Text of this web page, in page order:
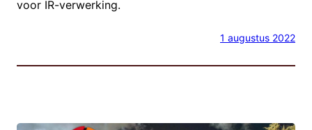
voor IR-verwerking.
1 augustus 2022